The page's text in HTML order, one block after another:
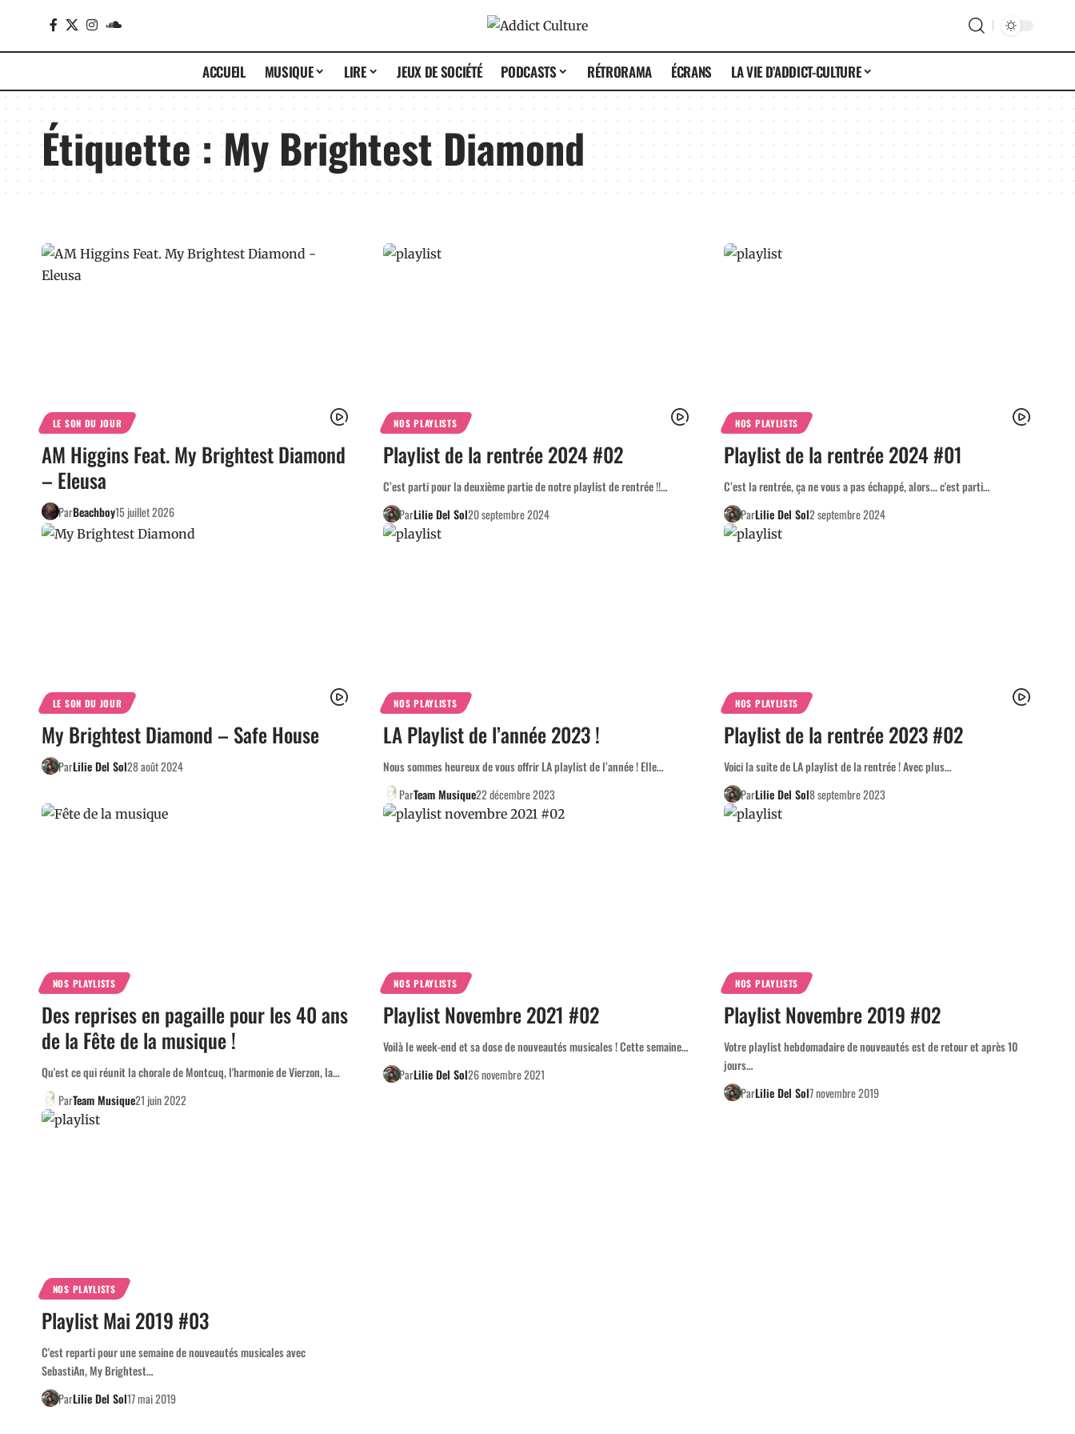
ACCUEIL MUSIQUE LIRE JEUX DE SOCIÉTÉ PODCASTS RÉTRORAMA ÉCRANS LA VIE D’ADDICT-CULTURE
Étiquette :My Brightest Diamond
LE SON DU JOUR
AM Higgins Feat. My Brightest Diamond
– Eleusa
ParBeachboy15 juillet 2026
NOS PLAYLISTS
Playlist de la rentrée 2024 #02
C’est parti pour la deuxième partie de notre playlist de rentrée !!…
ParLilie Del Sol20 septembre 2024
NOS PLAYLISTS
Playlist de la rentrée 2024 #01
C’est la rentrée, ça ne vous a pas échappé, alors... c'est parti…
ParLilie Del Sol2 septembre 2024
LE SON DU JOUR
My Brightest Diamond – Safe House
ParLilie Del Sol28 août 2024
NOS PLAYLISTS
LA Playlist de l’année 2023 !
Nous sommes heureux de vous offrir LA playlist de l’année ! Elle…
ParTeam Musique22 décembre 2023
NOS PLAYLISTS
Playlist de la rentrée 2023 #02
Voici la suite de LA playlist de la rentrée ! Avec plus…
ParLilie Del Sol8 septembre 2023
NOS PLAYLISTS
Des reprises en pagaille pour les 40 ans
de la Fête de la musique !
Qu'est ce qui réunit la chorale de Montcuq, l'harmonie de Vierzon, la…
ParTeam Musique21 juin 2022
NOS PLAYLISTS
Playlist Novembre 2021 #02
Voilà le week-end et sa dose de nouveautés musicales ! Cette semaine…
ParLilie Del Sol26 novembre 2021
NOS PLAYLISTS
Playlist Novembre 2019 #02
Votre playlist hebdomadaire de nouveautés est de retour et après 10
jours…
ParLilie Del Sol7 novembre 2019
NOS PLAYLISTS
Playlist Mai 2019 #03
C'est reparti pour une semaine de nouveautés musicales avec
SebastiAn, My Brightest…
ParLilie Del Sol17 mai 2019